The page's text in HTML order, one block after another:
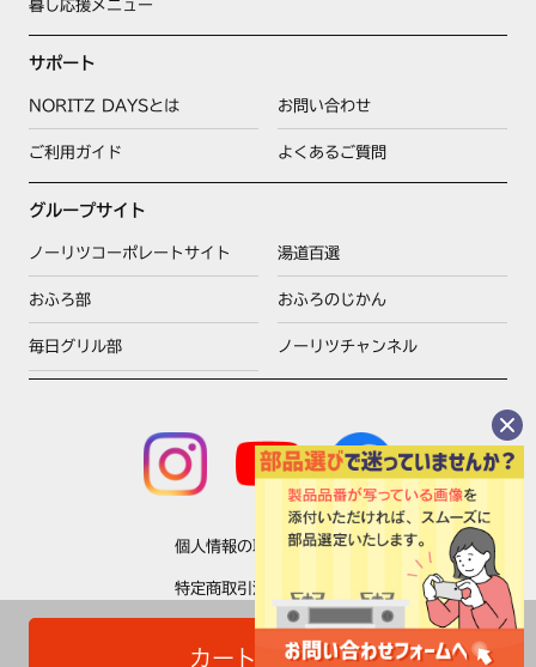
カートに入れる
暮し応援メニュー
サポート
NORITZ DAYSとは お問い合わせ
ご利用ガイド よくあるご質問
グループサイト
ノーリツコーポレートサイト 湯道百選
おふろ部 おふろのじかん
毎日グリル部 ノーリツチャンネル
個人情報の取扱いについて
特定商取引法に基づく表示
利用規約